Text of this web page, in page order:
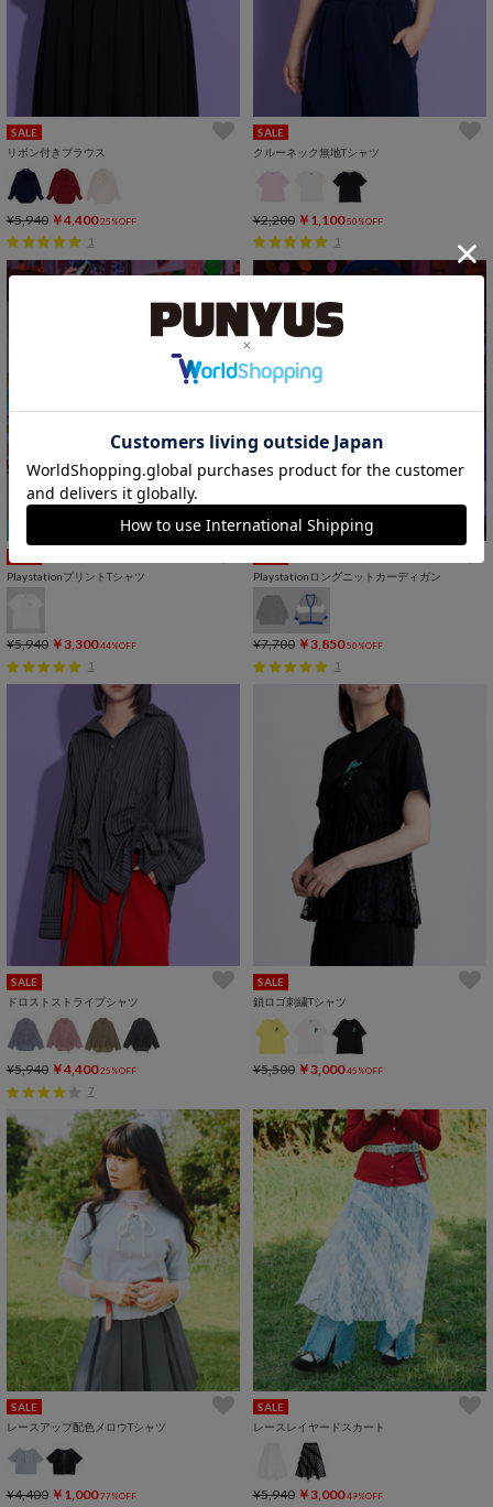
SALE
リボン付きブラウス
¥5,940 ￥4,400 25%OFF
1
SALE
クルーネック無地Tシャツ
¥2,200 ￥1,100 50%OFF
1
PlaystationプリントTシャツ
¥5,940 ￥3,300 44%OFF
1
Playstationロングニットカーディガン
¥7,700 ￥3,850 50%OFF
1
SALE
ドロストストライプシャツ
¥5,940 ￥4,400 25%OFF
7
SALE
鎖ロゴ刺繍Tシャツ
¥5,500 ￥3,000 45%OFF
SALE
レースアップ配色メロウTシャツ
¥4,400 ￥1,000 77%OFF
SALE
レースレイヤードスカート
¥5,940 ￥3,000 49%OFF